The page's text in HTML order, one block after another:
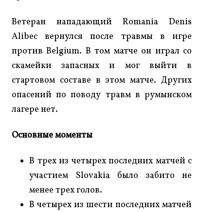
Ветеран нападающий Romania Denis
Alibec вернулся после травмы в игре
против Belgium. В том матче он играл со
скамейки запасных и мог выйти в
стартовом составе в этом матче. Других
опасений по поводу травм в румынском
лагере нет.
Основные моменты
В трех из четырех последних матчей с
участием Slovakia было забито не
менее трех голов.
В четырех из шести последних матчей